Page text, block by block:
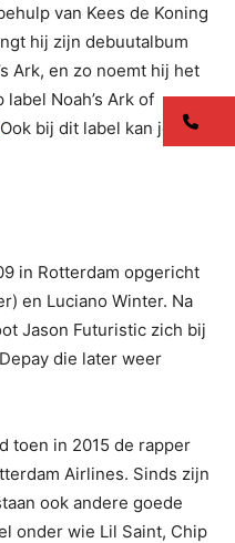
van Kees de Koning
hij zijn debuutalbum
Ark, en zo noemt hij het
Noah’s Ark of
Ook bij dit label kan je
in Rotterdam opgericht
en Luciano Winter. Na
Jason Futuristic zich bij
die later weer
toen in 2015 de rapper
Airlines. Sinds zijn
ook andere goede
onder wie Lil Saint, Chip